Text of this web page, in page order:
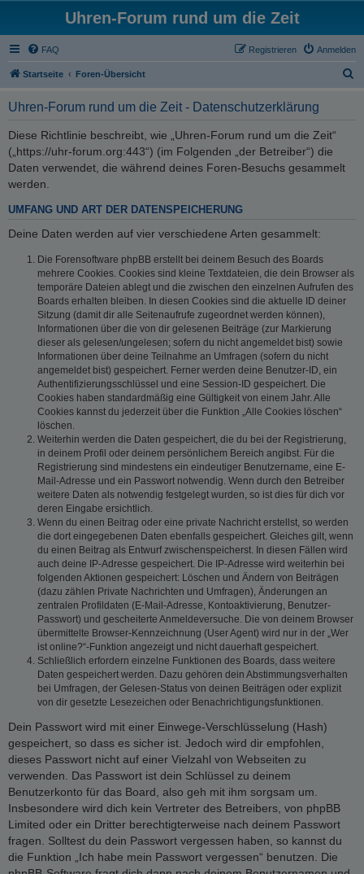
Uhren-Forum rund um die Zeit
FAQ Anmelden
Registrieren
Startseite Foren-Übersicht
Uhren-Forum rund um die Zeit - Datenschutzerklärung
Diese Richtlinie beschreibt, wie „Uhren-Forum rund um die Zeit“
(„https://uhr-forum.org:443“) (im Folgenden „der Betreiber“) die
Daten verwendet, die während deines Foren-Besuchs gesammelt
werden.
UMFANG UND ART DER DATENSPEICHERUNG
Deine Daten werden auf vier verschiedene Arten gesammelt:
Die Forensoftware phpBB erstellt bei deinem Besuch des Boards
mehrere Cookies. Cookies sind kleine Textdateien, die dein Browser als
temporäre Dateien ablegt und die zwischen den einzelnen Aufrufen des
Boards erhalten bleiben. In diesen Cookies sind die aktuelle ID deiner
Sitzung (damit dir alle Seitenaufrufe zugeordnet werden können),
Informationen über die von dir gelesenen Beiträge (zur Markierung
dieser als gelesen/ungelesen; sofern du nicht angemeldet bist) sowie
Informationen über deine Teilnahme an Umfragen (sofern du nicht
angemeldet bist) gespeichert. Ferner werden deine Benutzer-ID, ein
Authentifizierungsschlüssel und eine Session-ID gespeichert. Die
Cookies haben standardmäßig eine Gültigkeit von einem Jahr. Alle
Cookies kannst du jederzeit über die Funktion „Alle Cookies löschen“
löschen.
Weiterhin werden die Daten gespeichert, die du bei der Registrierung,
in deinem Profil oder deinem persönlichem Bereich angibst. Für die
Registrierung sind mindestens ein eindeutiger Benutzername, eine E-
Mail-Adresse und ein Passwort notwendig. Wenn durch den Betreiber
weitere Daten als notwendig festgelegt wurden, so ist dies für dich vor
deren Eingabe ersichtlich.
Wenn du einen Beitrag oder eine private Nachricht erstellst, so werden
die dort eingegebenen Daten ebenfalls gespeichert. Gleiches gilt, wenn
du einen Beitrag als Entwurf zwischenspeicherst. In diesen Fällen wird
auch deine IP-Adresse gespeichert. Die IP-Adresse wird weiterhin bei
folgenden Aktionen gespeichert: Löschen und Ändern von Beiträgen
(dazu zählen Private Nachrichten und Umfragen), Änderungen an
zentralen Profildaten (E-Mail-Adresse, Kontoaktivierung, Benutzer-
Passwort) und gescheiterte Anmeldeversuche. Die von deinem Browser
übermittelte Browser-Kennzeichnung (User Agent) wird nur in der „Wer
ist online?“-Funktion angezeigt und nicht dauerhaft gespeichert.
Schließlich erfordern einzelne Funktionen des Boards, dass weitere
Daten gespeichert werden. Dazu gehören dein Abstimmungsverhalten
bei Umfragen, der Gelesen-Status von deinen Beiträgen oder explizit
von dir gesetzte Lesezeichen oder Benachrichtigungsfunktionen.
Dein Passwort wird mit einer Einwege-Verschlüsselung (Hash)
gespeichert, so dass es sicher ist. Jedoch wird dir empfohlen,
dieses Passwort nicht auf einer Vielzahl von Webseiten zu
verwenden. Das Passwort ist dein Schlüssel zu deinem
Benutzerkonto für das Board, also geh mit ihm sorgsam um.
Insbesondere wird dich kein Vertreter des Betreibers, von phpBB
Limited oder ein Dritter berechtigterweise nach deinem Passwort
fragen. Solltest du dein Passwort vergessen haben, so kannst du
die Funktion „Ich habe mein Passwort vergessen“ benutzen. Die